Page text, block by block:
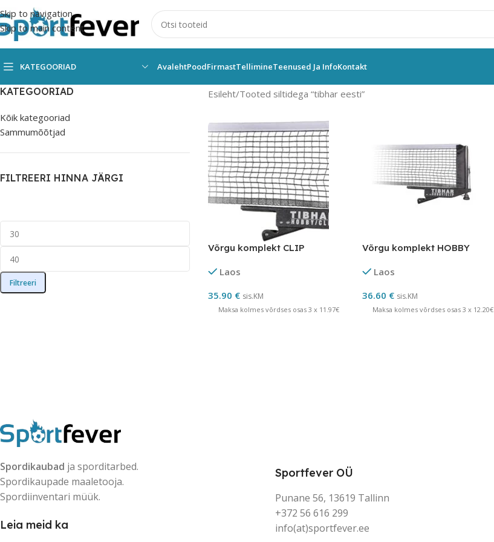
Skip to navigation
Skip to main content
KATEGOORIAD AvalehtPoodFirmastTellimineTeenused Ja InfoKontakt
KATEGOORIAD
Kõik kategooriad
Sammumõõtjad
FILTREERI HINNA JÄRGI
Filtreeri
Esileht Tooted siltidega “tibhar eesti”
Võrgu komplekt CLIP
Laos
35.90 € sis.KM
Maksa kolmes võrdses osas 3 x 11.97€
Võrgu komplekt HOBBY
Laos
36.60 € sis.KM
Maksa kolmes võrdses osas 3 x 12.20€
Spordikaubad ja sporditarbed.
Spordikaupade maaletooja.
Spordiinventari müük.
Leia meid ka
Sportfever OÜ
Punane 56, 13619 Tallinn
+372 56 616 299
info(at)sportfever.ee